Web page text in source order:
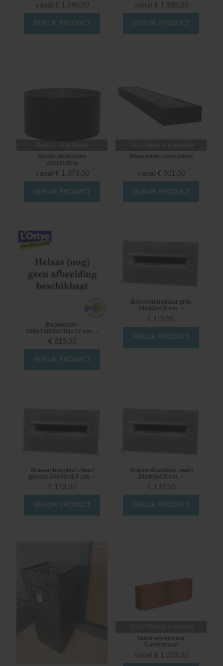
vanaf € 1.586,00
BEKIJK PRODUCT
vanaf € 1.880,00
BEKIJK PRODUCT
Ronde aluminium
watertafels
vanaf € 1.378,00
BEKIJK PRODUCT
Aluminium watertafels
vanaf € 901,00
BEKIJK PRODUCT
Boomkader
200x100/70/100x12 cm. ~
€ 819,00
BEKIJK PRODUCT
Brievenbusplaat grijs
24x43x4,5 cm. ~
€ 119,95
BEKIJK PRODUCT
Brievenbusplaat zwart
gecoat 24x43x4,5 cm. ~
€ 179,00
BEKIJK PRODUCT
Brievenbusplaat zwart
24x43x4,5 cm. ~
€ 132,50
BEKIJK PRODUCT
Vaste vijvermuur
Cortenstaal
vanaf € 1.035,00